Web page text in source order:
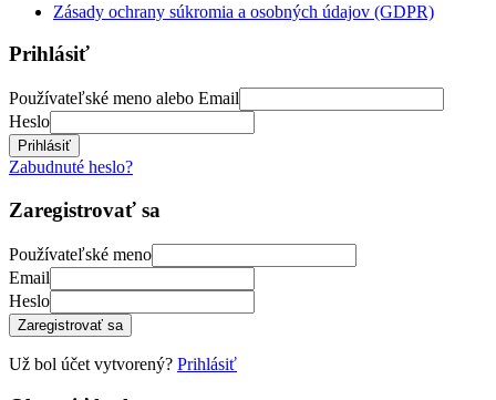
Zásady ochrany súkromia a osobných údajov (GDPR)
Prihlásiť
Používateľské meno alebo Email
Heslo
Prihlásiť
Zabudnuté heslo?
Zaregistrovať sa
Používateľské meno
Email
Heslo
Zaregistrovať sa
Už bol účet vytvorený? Prihlásiť